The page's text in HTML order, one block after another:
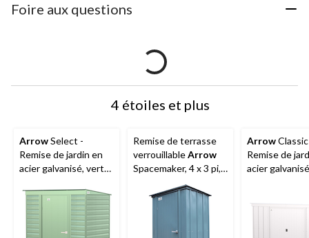
Foire aux questions
4 étoiles et plus
ArrowSelect -
Remise de jardin en
acier galvanisé, vert
Remise de terrasse
verrouillableArrow
Spacemaker, 4 x 3 pi,
baie de genièvre
Arrow
Remise de
acier